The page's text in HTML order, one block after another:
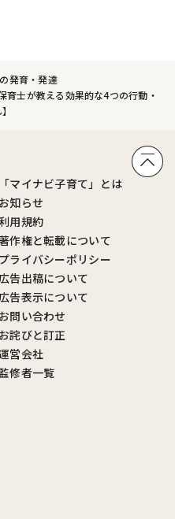
発育・発達
育士が教える効果的な4つの行動・
「マイナビ子育て」とは
お知らせ
利用規約
作権と転載について
プライバシーポリシー
告出稿について
告表示について
お問い合わせ
お詫びと訂正
営会社
修者一覧